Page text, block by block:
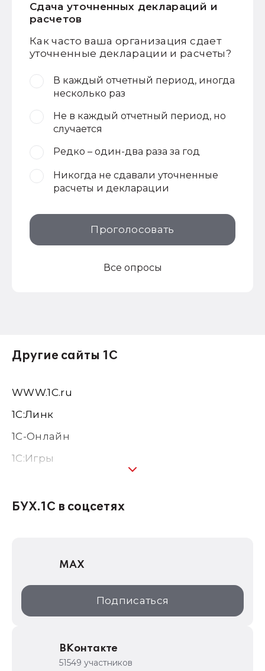
Сдача уточненных деклараций и
расчетов
Как часто ваша организация сдает
уточненные декларации и расчеты?
В каждый отчетный период, иногда
несколько раз
Не в каждый отчетный период, но
случается
Редко – один-два раза за год
Никогда не сдавали уточненные
расчеты и декларации
Проголосовать
Все опросы
Другие сайты 1С
WWW.1С.ru
1С:Линк
1С-Онлайн
1C:Игры
1С:Консалтинг
1С:Дистрибьюция
1С:Образование
ИТС.1C.ru
БУХ.1С в соцсетях
MAX
Подписаться
ВКонтакте
51549 участников